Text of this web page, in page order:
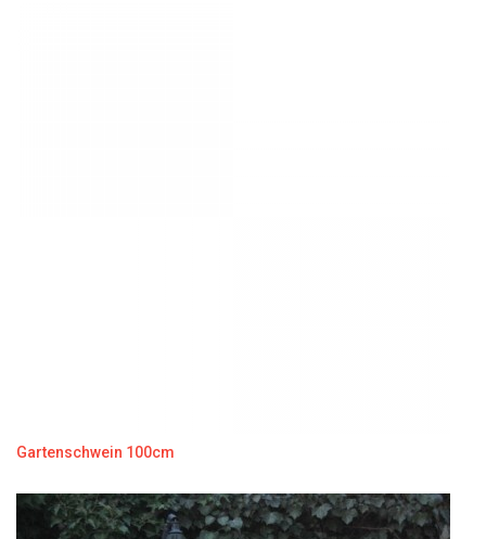
Gartenschwein 100cm